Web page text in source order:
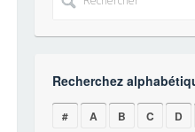
Recherchez
# A B C D